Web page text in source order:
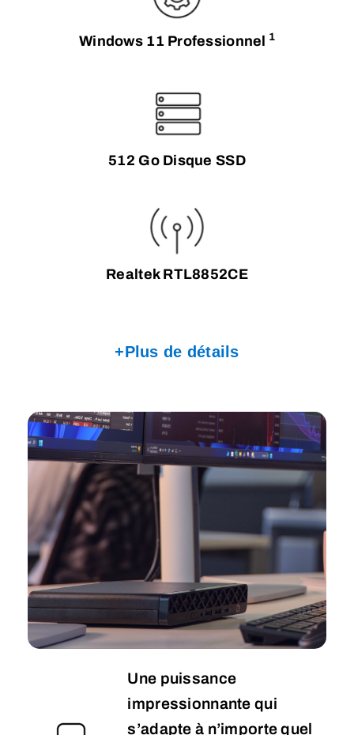
Windows 11 Professionnel 1
512 Go Disque SSD
Realtek RTL8852CE
+Plus de détails
Une puissance
impressionnante qui
s’adapte à n’importe quel